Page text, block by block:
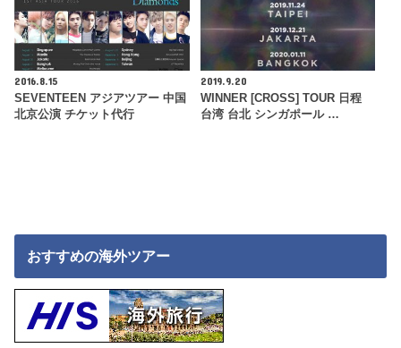
2016.8.15
SEVENTEEN アジアツアー 中国
北京公演 チケット代行
2019.9.20
WINNER [CROSS] TOUR 日程
台湾 台北 シンガポール …
おすすめの海外ツアー